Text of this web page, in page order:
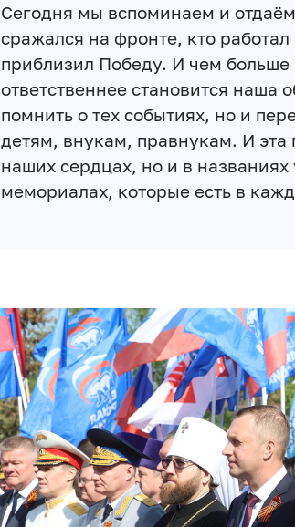
Сегодня мы вспоминаем и
сражался на фронте, кто
приблизил Победу. И чем больше
ответственнее становится наша
помнить о тех событиях, но и
детям, внукам, правнукам. И эта
наших сердцах, но и в
мемориалах, которые есть в